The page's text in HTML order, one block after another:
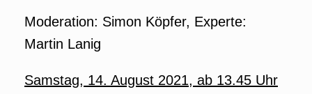
Moderation: Simon Köpfer, Experte:
Martin Lanig
Samstag, 14. August 2021, ab 13.45 Uhr